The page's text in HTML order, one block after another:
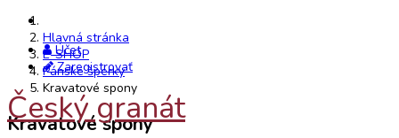
Účet
Zaregistrovať
Český granát
Hlavná stránka
E-SHOP
Pánske šperky
Kravatové spony
Kravatové spony